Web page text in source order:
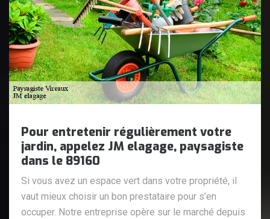
Pour entretenir régulièrement votre
jardin, appelez JM elagage, paysagiste
dans le 89160
Si vous avez un espace vert dans votre propriété, il
vaut mieux choisir un bon prestataire pour s’en
occuper. Notre entreprise opère sur le marché depuis